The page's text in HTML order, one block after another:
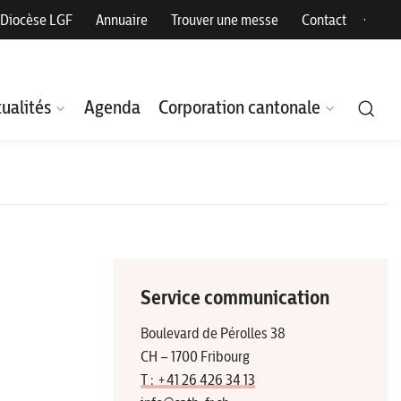
Diocèse LGF Annuaire Trouver une messe Contact
Agenda Corporation cantonale
Service communication
Boulevard de Pérolles 38
CH – 1700 Fribourg
T : +41 26 426 34 13